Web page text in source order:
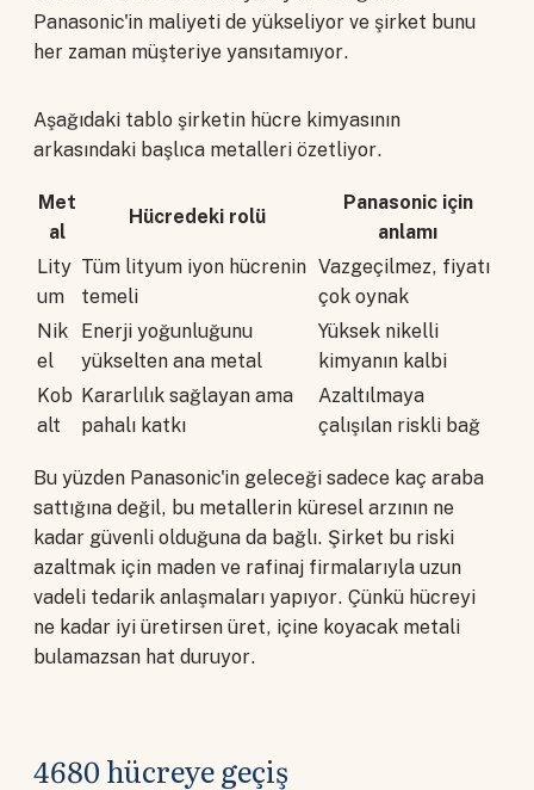
Panasonic'in maliyeti de yükseliyor ve şirket bunu
her zaman müşteriye yansıtamıyor.
Aşağıdaki tablo şirketin hücre kimyasının
arkasındaki başlıca metalleri özetliyor.
Met
al
Hücredeki rolü
Panasonic için
anlamı
Lity
um
Tüm lityum iyon hücrenin
temeli
Vazgeçilmez, fiyatı
çok oynak
Nik
el
Enerji yoğunluğunu
yükselten ana metal
Yüksek nikelli
kimyanın kalbi
Kob
alt
Kararlılık sağlayan ama
pahalı katkı
Azaltılmaya
çalışılan riskli bağ
Bu yüzden Panasonic'in geleceği sadece kaç araba
sattığına değil, bu metallerin küresel arzının ne
kadar güvenli olduğuna da bağlı. Şirket bu riski
azaltmak için maden ve rafinaj firmalarıyla uzun
vadeli tedarik anlaşmaları yapıyor. Çünkü hücreyi
ne kadar iyi üretirsen üret, içine koyacak metali
bulamazsan hat duruyor.
4680 hücreye geçiş